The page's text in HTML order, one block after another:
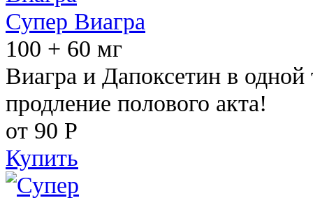
Супер Виагра
100 + 60 мг
Виагра и Дапоксетин в одной
продление полового акта!
от 90 Р
Купить